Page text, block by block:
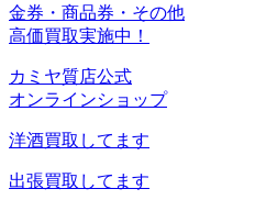
金券・商品券・その他
高価買取実施中！
カミヤ質店公式
オンラインショップ
洋酒買取してます
出張買取 してます